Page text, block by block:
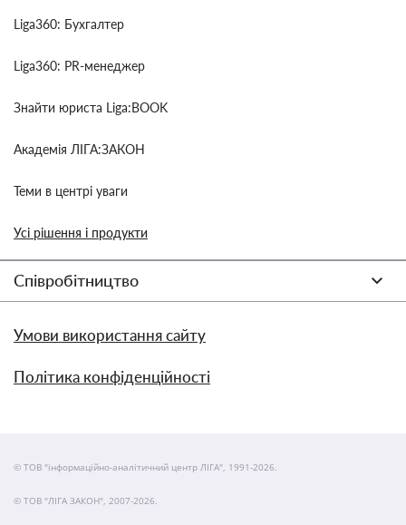
Liga360: Бухгалтер
Liga360: PR-менеджер
Знайти юриста Liga:BOOK
Академія ЛІГА:ЗАКОН
Теми в центрі уваги
Усі рішення і продукти
Співробітництво
Умови використання сайту
Політика конфіденційності
© ТОВ "інформаційно-аналітичний центр ЛІГА", 1991-2026.
© ТОВ "ЛІГА ЗАКОН", 2007-2026.